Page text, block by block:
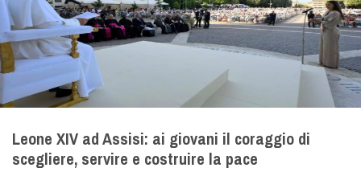
Leone XIV ad Assisi: ai giovani il coraggio di
scegliere, servire e costruire la pace